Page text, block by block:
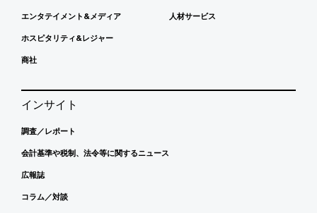
エンタテイメント&メディア
ホスピタリティ&レジャー
商社
人材サービス
インサイト
調査／レポート
会計基準や税制、法令等に関するニュース
広報誌
コラム／対談